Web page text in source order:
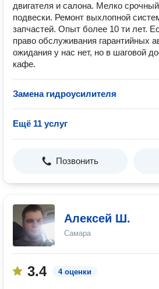
двигателя и салона. Мелко
подвески. Ремонт выхлопной
запчастей. Опыт более 10 ти лет.
право обслуживания гарантийных
ожидания у нас нет, но в шаговой
кафе.
Замена гидроусилителя
Ещё 11 услуг
Позвонить
Алексей Ш.
Самара
3.4 4 оценки